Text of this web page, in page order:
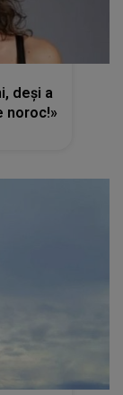
deși a
noroc!»